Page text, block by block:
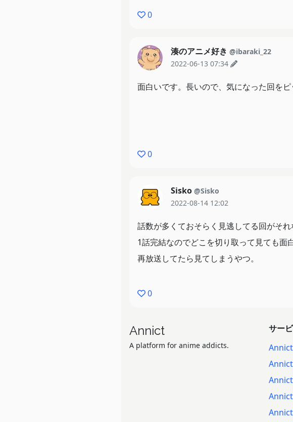
0
湊のアニメ好き @ibaraki_22
2022-06-13 07:34
面白いです。長いので、気になった回を
0
Sisko @Sisko
2022-08-14 12:02
話数が多くておそらく見逃してる回がそ
1話完結なのでどこを切り取って見ても面
再放送してたら見てしまうやつ。
0
Annict
A platform for anime addicts.
サー